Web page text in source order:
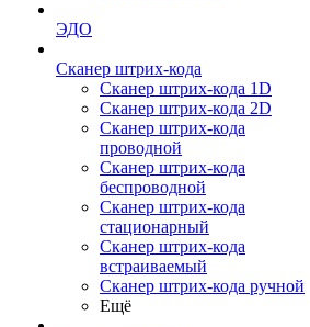
ЭДО
Сканер штрих-кода
Сканер штрих-кода 1D
Сканер штрих-кода 2D
Сканер штрих-кода
проводной
Сканер штрих-кода
беспроводной
Сканер штрих-кода
стационарный
Сканер штрих-кода
встраиваемый
Сканер штрих-кода ручной
Ещё